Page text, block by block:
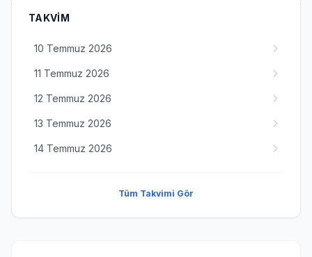
TAKVIM
10 Temmuz 2026
11 Temmuz 2026
12 Temmuz 2026
13 Temmuz 2026
14 Temmuz 2026
Tüm Takvimi Gör